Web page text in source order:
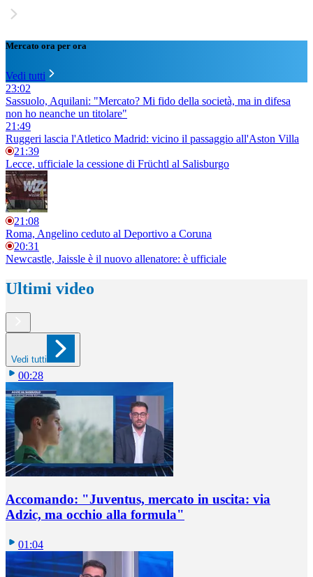
Mercato ora per ora
Vedi tutti
23:02
Sassuolo, Aquilani: "Mercato? Mi fido della società, ma in difesa
non ho neanche un titolare"
21:49
Ruggeri lascia l'Atletico Madrid: vicino il passaggio all'Aston Villa
21:39
Lecce, ufficiale la cessione di Früchtl al Salisburgo
21:08
Roma, Angelino ceduto al Deportivo a Coruna
20:31
Newcastle, Jaissle è il nuovo allenatore: è ufficiale
Ultimi video
Vedi tutti
00:28
Accomando: "Juventus, mercato in uscita: via
Adzic, ma occhio alla formula"
01:04